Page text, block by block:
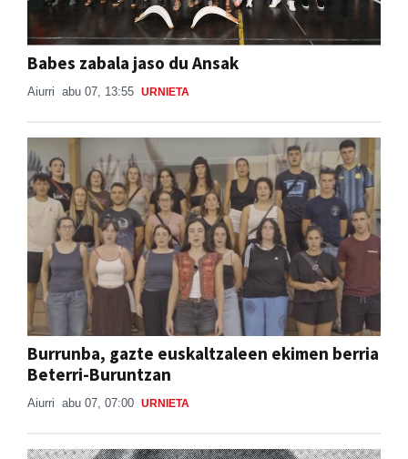
Babes zabala jaso du Ansak
Aiurri abu 07, 13:55 URNIETA
Burrunba, gazte euskaltzaleen ekimen berria
Beterri-Buruntzan
Aiurri abu 07, 07:00 URNIETA